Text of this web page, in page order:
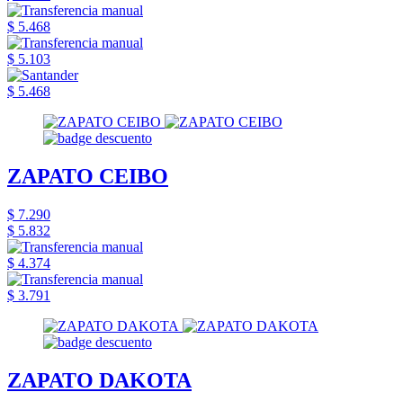
$ 5.468
$ 5.103
$ 5.468
ZAPATO CEIBO
$ 7.290
$ 5.832
$ 4.374
$ 3.791
ZAPATO DAKOTA